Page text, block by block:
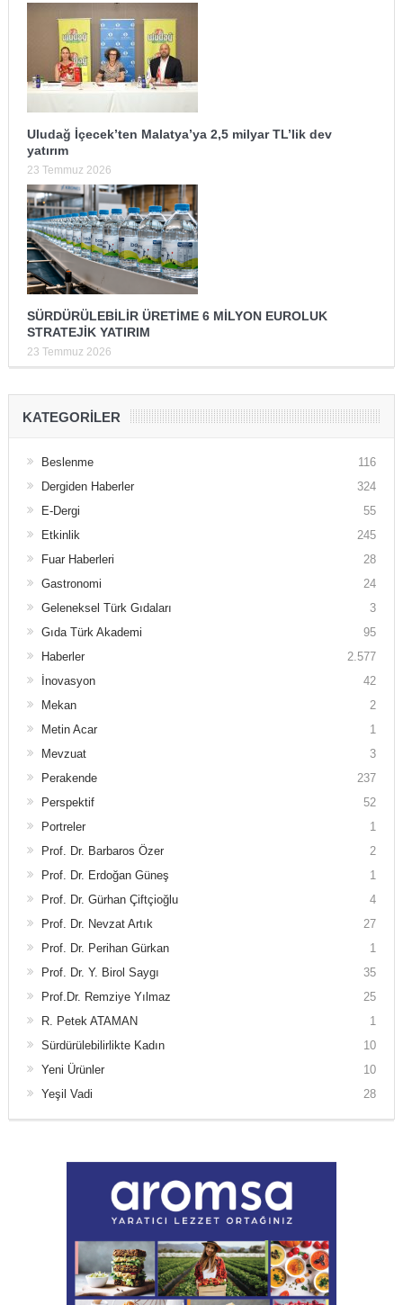
Uludağ İçecek’ten Malatya’ya 2,5 milyar TL’lik dev
yatırım
23 Temmuz 2026
SÜRDÜRÜLEBİLİR ÜRETİME 6 MİLYON EUROLUK
STRATEJİK YATIRIM
23 Temmuz 2026
KATEGORILER
Beslenme
116
Dergiden Haberler
324
E-Dergi
55
Etkinlik
245
Fuar Haberleri
28
Gastronomi
24
Geleneksel Türk Gıdaları
3
Gıda Türk Akademi
95
Haberler
2.577
İnovasyon
42
Mekan
2
Metin Acar
1
Mevzuat
3
Perakende
237
Perspektif
52
Portreler
1
Prof. Dr. Barbaros Özer
2
Prof. Dr. Erdoğan Güneş
1
Prof. Dr. Gürhan Çiftçioğlu
4
Prof. Dr. Nevzat Artık
27
Prof. Dr. Perihan Gürkan
1
Prof. Dr. Y. Birol Saygı
35
Prof.Dr. Remziye Yılmaz
25
R. Petek ATAMAN
1
Sürdürülebilirlikte Kadın
10
Yeni Ürünler
10
Yeşil Vadi
28